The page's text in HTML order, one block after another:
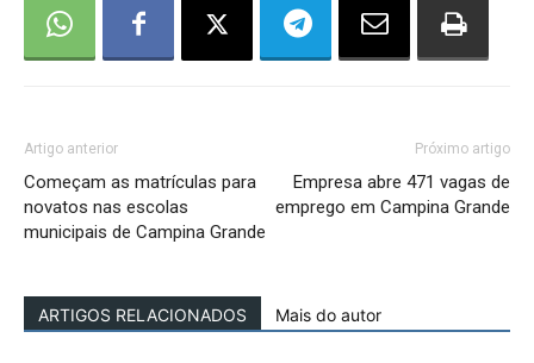
Artigo anterior
Começam as matrículas para
novatos nas escolas
municipais de Campina Grande
Próximo artigo
Empresa abre 471 vagas de
emprego em Campina Grande
ARTIGOS RELACIONADOS Mais do autor